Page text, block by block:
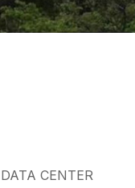
DATA CENTER